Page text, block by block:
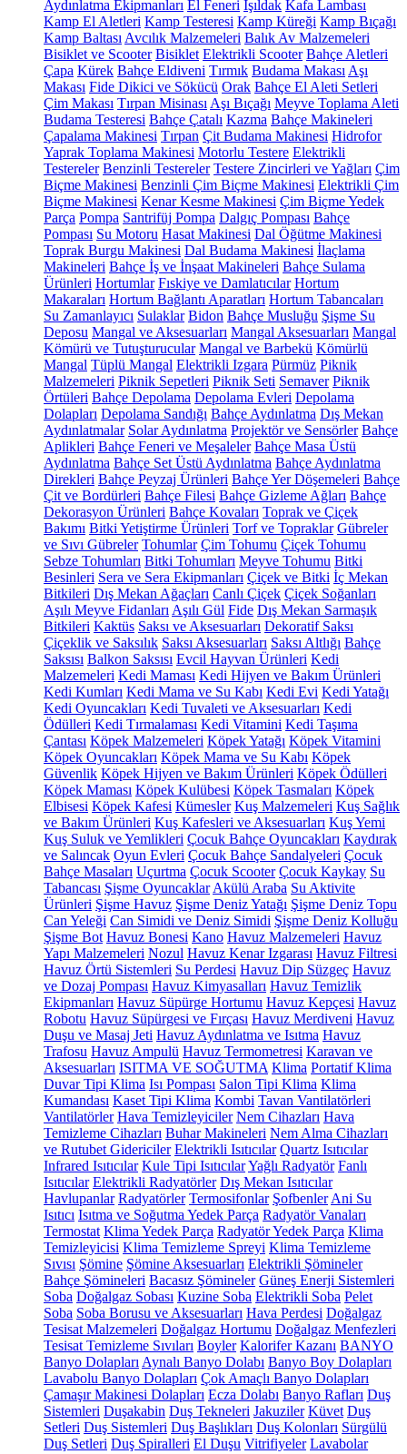
Aydınlatma Ekipmanları El Feneri Işıldak Kafa Lambası
Kamp El Aletleri Kamp Testeresi Kamp Küreği Kamp Bıçağı
Kamp Baltası Avcılık Malzemeleri Balık Av Malzemeleri
Bisiklet ve Scooter Bisiklet Elektrikli Scooter Bahçe Aletleri
Çapa Kürek Bahçe Eldiveni Tırmık Budama Makası Aşı
Makası Fide Dikici ve Sökücü Orak Bahçe El Aleti Setleri
Çim Makası Tırpan Misinası Aşı Bıçağı Meyve Toplama Aleti
Budama Testeresi Bahçe Çatalı Kazma Bahçe Makineleri
Çapalama Makinesi Tırpan Çit Budama Makinesi Hidrofor
Yaprak Toplama Makinesi Motorlu Testere Elektrikli
Testereler Benzinli Testereler Testere Zincirleri ve Yağları Çim
Biçme Makinesi Benzinli Çim Biçme Makinesi Elektrikli Çim
Biçme Makinesi Kenar Kesme Makinesi Çim Biçme Yedek
Parça Pompa Santrifüj Pompa Dalgıç Pompası Bahçe
Pompası Su Motoru Hasat Makinesi Dal Öğütme Makinesi
Toprak Burgu Makinesi Dal Budama Makinesi İlaçlama
Makineleri Bahçe İş ve İnşaat Makineleri Bahçe Sulama
Ürünleri Hortumlar Fıskiye ve Damlatıcılar Hortum
Makaraları Hortum Bağlantı Aparatları Hortum Tabancaları
Su Zamanlayıcı Sulaklar Bidon Bahçe Musluğu Şişme Su
Deposu Mangal ve Aksesuarları Mangal Aksesuarları Mangal
Kömürü ve Tutuşturucular Mangal ve Barbekü Kömürlü
Mangal Tüplü Mangal Elektrikli Izgara Pürmüz Piknik
Malzemeleri Piknik Sepetleri Piknik Seti Semaver Piknik
Örtüleri Bahçe Depolama Depolama Evleri Depolama
Dolapları Depolama Sandığı Bahçe Aydınlatma Dış Mekan
Aydınlatmalar Solar Aydınlatma Projektör ve Sensörler Bahçe
Aplikleri Bahçe Feneri ve Meşaleler Bahçe Masa Üstü
Aydınlatma Bahçe Set Üstü Aydınlatma Bahçe Aydınlatma
Direkleri Bahçe Peyzaj Ürünleri Bahçe Yer Döşemeleri Bahçe
Çit ve Bordürleri Bahçe Filesi Bahçe Gizleme Ağları Bahçe
Dekorasyon Ürünleri Bahçe Kovaları Toprak ve Çiçek
Bakımı Bitki Yetiştirme Ürünleri Torf ve Topraklar Gübreler
ve Sıvı Gübreler Tohumlar Çim Tohumu Çiçek Tohumu
Sebze Tohumları Bitki Tohumları Meyve Tohumu Bitki
Besinleri Sera ve Sera Ekipmanları Çiçek ve Bitki İç Mekan
Bitkileri Dış Mekan Ağaçları Canlı Çiçek Çiçek Soğanları
Aşılı Meyve Fidanları Aşılı Gül Fide Dış Mekan Sarmaşık
Bitkileri Kaktüs Saksı ve Aksesuarları Dekoratif Saksı
Çiçeklik ve Saksılık Saksı Aksesuarları Saksı Altlığı Bahçe
Saksısı Balkon Saksısı Evcil Hayvan Ürünleri Kedi
Malzemeleri Kedi Maması Kedi Hijyen ve Bakım Ürünleri
Kedi Kumları Kedi Mama ve Su Kabı Kedi Evi Kedi Yatağı
Kedi Oyuncakları Kedi Tuvaleti ve Aksesuarları Kedi
Ödülleri Kedi Tırmalaması Kedi Vitamini Kedi Taşıma
Çantası Köpek Malzemeleri Köpek Yatağı Köpek Vitamini
Köpek Oyuncakları Köpek Mama ve Su Kabı Köpek
Güvenlik Köpek Hijyen ve Bakım Ürünleri Köpek Ödülleri
Köpek Maması Köpek Kulübesi Köpek Tasmaları Köpek
Elbisesi Köpek Kafesi Kümesler Kuş Malzemeleri Kuş Sağlık
ve Bakım Ürünleri Kuş Kafesleri ve Aksesuarları Kuş Yemi
Kuş Suluk ve Yemlikleri Çocuk Bahçe Oyuncakları Kaydırak
ve Salıncak Oyun Evleri Çocuk Bahçe Sandalyeleri Çocuk
Bahçe Masaları Uçurtma Çocuk Scooter Çocuk Kaykay Su
Tabancası Şişme Oyuncaklar Akülü Araba Su Aktivite
Ürünleri Şişme Havuz Şişme Deniz Yatağı Şişme Deniz Topu
Can Yeleği Can Simidi ve Deniz Simidi Şişme Deniz Kolluğu
Şişme Bot Havuz Bonesi Kano Havuz Malzemeleri Havuz
Yapı Malzemeleri Nozul Havuz Kenar Izgarası Havuz Filtresi
Havuz Örtü Sistemleri Su Perdesi Havuz Dip Süzgeç Havuz
ve Dozaj Pompası Havuz Kimyasalları Havuz Temizlik
Ekipmanları Havuz Süpürge Hortumu Havuz Kepçesi Havuz
Robotu Havuz Süpürgesi ve Fırçası Havuz Merdiveni Havuz
Duşu ve Masaj Jeti Havuz Aydınlatma ve Isıtma Havuz
Trafosu Havuz Ampulü Havuz Termometresi Karavan ve
Aksesuarları ISITMA VE SOĞUTMA Klima Portatif Klima
Duvar Tipi Klima Isı Pompası Salon Tipi Klima Klima
Kumandası Kaset Tipi Klima Kombi Tavan Vantilatörleri
Vantilatörler Hava Temizleyiciler Nem Cihazları Hava
Temizleme Cihazları Buhar Makineleri Nem Alma Cihazları
ve Rutubet Gidericiler Elektrikli Isıtıcılar Quartz Isıtıcılar
Infrared Isıtıcılar Kule Tipi IsıtıcılarYağlı Radyatör Fanlı
Isıtıcılar Elektrikli Radyatörler Dış Mekan Isıtıcılar
Havlupanlar Radyatörler Termosifonlar Şofbenler Ani Su
Isıtıcı Isıtma ve Soğutma Yedek Parça Radyatör Vanaları
Termostat Klima Yedek Parça Radyatör Yedek Parça Klima
Temizleyicisi Klima Temizleme Spreyi Klima Temizleme
Sıvısı Şömine Şömine Aksesuarları Elektrikli Şömineler
Bahçe Şömineleri Bacasız Şömineler Güneş Enerji Sistemleri
Soba Doğalgaz Sobası Kuzine Soba Elektrikli Soba Pelet
Soba Soba Borusu ve Aksesuarları Hava Perdesi Doğalgaz
Tesisat Malzemeleri Doğalgaz Hortumu Doğalgaz Menfezleri
Tesisat Temizleme Sıvıları Boyler Kalorifer Kazanı BANYO
Banyo Dolapları Aynalı Banyo Dolabı Banyo Boy Dolapları
Lavabolu Banyo Dolapları Çok Amaçlı Banyo Dolapları
Çamaşır Makinesi Dolapları Ecza Dolabı Banyo Rafları Duş
Sistemleri Duşakabin Duş Tekneleri Jakuziler Küvet Duş
Setleri Duş Sistemleri Duş Başlıkları Duş Kolonları Sürgülü
Duş Setleri Duş Spiralleri El Duşu Vitrifiyeler Lavabolar